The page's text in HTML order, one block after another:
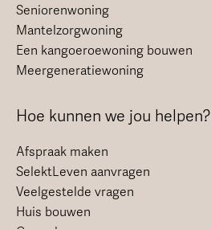
Seniorenwoning
Mantelzorgwoning
Een kangoeroewoning bouwen
Meergeneratiewoning
Hoe kunnen we jou helpen?
Afspraak maken
SelektLeven aanvragen
Veelgestelde vragen
Huis bouwen